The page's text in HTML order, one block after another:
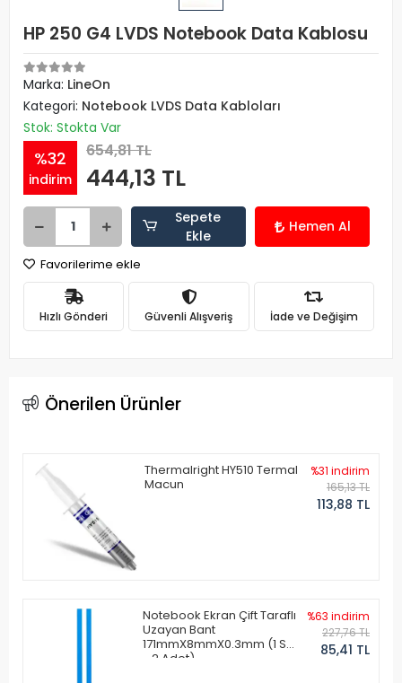
HP 250 G4 LVDS Notebook Data Kablosu
Marka: LineOn
Kategori: Notebook LVDS Data Kabloları
Stok: Stokta Var
%32
indirim
654,81 TL
444,13 TL
Sepete
Ekle
Hemen Al
Favorilerime ekle
Hızlı Gönderi Güvenli Alışveriş İade ve Değişim
Önerilen Ürünler
Thermalright HY510 Termal
Macun
%31 indirim
165,13 TL
113,88 TL
Notebook Ekran Çift Taraflı
Uzayan Bant
171mmX8mmX0.3mm (1 Set
- 2 Adet)
%63 indirim
227,76 TL
85,41 TL